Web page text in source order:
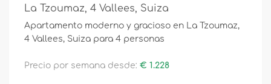
La Tzoumaz, 4 Vallees, Suiza
Apartamento moderno y gracioso en La Tzoumaz,
4 Vallees, Suiza para 4 personas
Precio por semana desde: € 1.228